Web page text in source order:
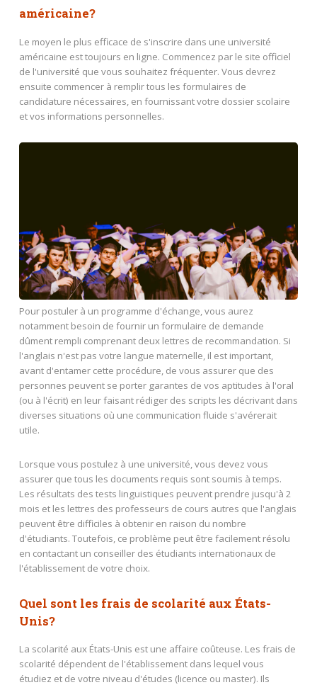
américaine?
Le moyen le plus efficace de s'inscrire dans une université
américaine est toujours en ligne. Commencez par le site officiel
de l'université que vous souhaitez fréquenter. Vous devrez
ensuite commencer à remplir tous les formulaires de
candidature nécessaires, en fournissant votre dossier scolaire
et vos informations personnelles.
Pour postuler à un programme d'échange, vous aurez
notamment besoin de fournir un formulaire de demande
dûment rempli comprenant deux lettres de recommandation. Si
l'anglais n'est pas votre langue maternelle, il est important,
avant d'entamer cette procédure, de vous assurer que des
personnes peuvent se porter garantes de vos aptitudes à l'oral
(ou à l'écrit) en leur faisant rédiger des scripts les décrivant dans
diverses situations où une communication fluide s'avérerait
utile.
Lorsque vous postulez à une université, vous devez vous
assurer que tous les documents requis sont soumis à temps.
Les résultats des tests linguistiques peuvent prendre jusqu'à 2
mois et les lettres des professeurs de cours autres que l'anglais
peuvent être difficiles à obtenir en raison du nombre
d'étudiants. Toutefois, ce problème peut être facilement résolu
en contactant un conseiller des étudiants internationaux de
l'établissement de votre choix.
Quel sont les frais de scolarité aux États-
Unis?
La scolarité aux États-Unis est une affaire coûteuse. Les frais de
scolarité dépendent de l'établissement dans lequel vous
étudiez et de votre niveau d'études (licence ou master). Ils